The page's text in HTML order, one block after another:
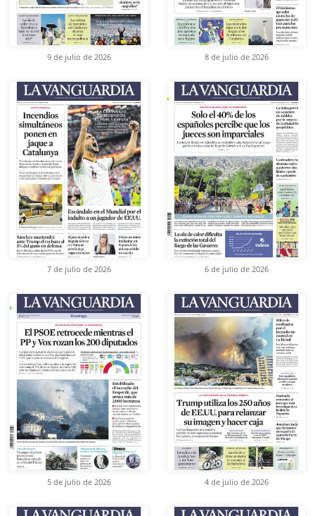
9 de julio de 2026 8 de julio de 2026
7 de julio de 2026 6 de julio de 2026
5 de julio de 2026 4 de julio de 2026